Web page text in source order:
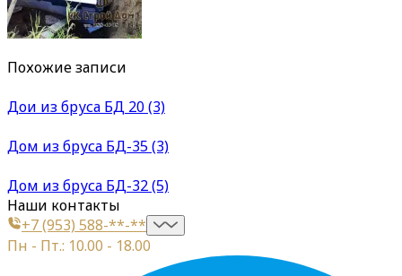
Похожие записи
Дои из бруса БД 20 (3)
Дом из бруса БД-35 (3)
Дом из бруса БД-32 (5)
Наши контакты
+7 (953) 588-**-**
Пн - Пт.: 10.00 - 18.00